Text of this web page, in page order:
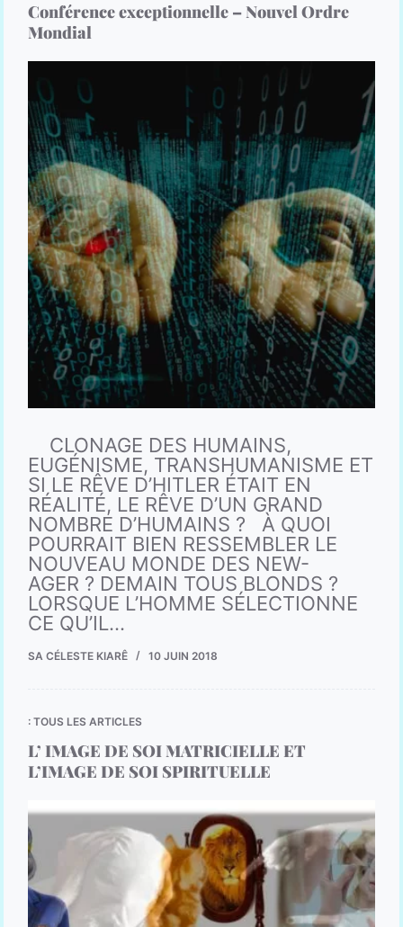
Conférence exceptionnelle – Nouvel Ordre
Mondial
CLONAGE DES HUMAINS,
EUGÉNISME, TRANSHUMANISME ET
SI LE RÊVE D’HITLER ÉTAIT EN
RÉALITÉ, LE RÊVE D’UN GRAND
NOMBRE D’HUMAINS ? À QUOI
POURRAIT BIEN RESSEMBLER LE
NOUVEAU MONDE DES NEW-
AGER ? DEMAIN TOUS BLONDS ?
LORSQUE L’HOMME SÉLECTIONNE
CE QU’IL…
SA CÉLESTE KIARÊ 10 JUIN 2018
: TOUS LES ARTICLES
L’ IMAGE DE SOI MATRICIELLE ET
L’IMAGE DE SOI SPIRITUELLE